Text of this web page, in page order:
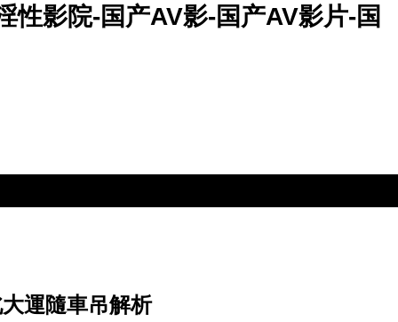
性影院-国产AV影-国产AV影片-国
運隨車吊解析